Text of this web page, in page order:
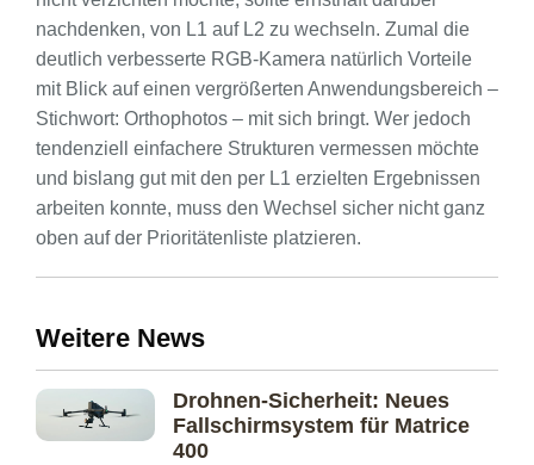
nachdenken, von L1 auf L2 zu wechseln. Zumal die
deutlich verbesserte RGB-Kamera natürlich Vorteile
mit Blick auf einen vergrößerten Anwendungsbereich –
Stichwort: Orthophotos – mit sich bringt. Wer jedoch
tendenziell einfachere Strukturen vermessen möchte
und bislang gut mit den per L1 erzielten Ergebnissen
arbeiten konnte, muss den Wechsel sicher nicht ganz
oben auf der Prioritätenliste platzieren.
Weitere News
Drohnen-Sicherheit: Neues
Fallschirmsystem für Matrice
400